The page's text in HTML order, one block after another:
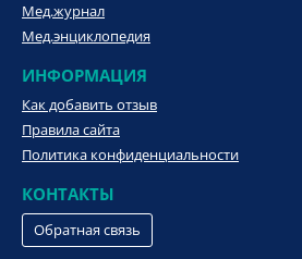
Мед.журнал
Мед.энциклопедия
ИНФОРМАЦИЯ
Как добавить отзыв
Правила сайта
Политика конфиденциальности
КОНТАКТЫ
Обратная связь